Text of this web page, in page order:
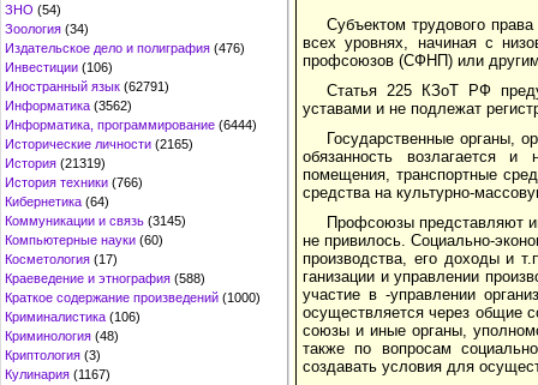
ЗНО (54)
Зоология (34)
Издательское дело и полиграфия (476)
Инвестиции (106)
Иностранный язык (62791)
Информатика (3562)
Информатика, программирование (6444)
Исторические личности (2165)
История (21319)
История техники (766)
Кибернетика (64)
Коммуникации и связь (3145)
Компьютерные науки (60)
Косметология (17)
Краеведение и этнография (588)
Краткое содержание произведений (1000)
Криминалистика (106)
Криминология (48)
Криптология (3)
Кулинария (1167)
Субъектом трудового
всех уровнях, начиная с
профсоюзов (СФНП) или
Статья 225 КЗоТ РФ
уставами и не подлежат
Государственные органы,
обязанность возлагается
помещения, транспортные
средства на культурно-
Профсоюзы представляют
не привилось. Соци­ально-
производства, его доходы и
ганизации и управлении
участие в -управлении
осуществляется через общие
союзы и иные органы,
также по вопросам
создавать условия для